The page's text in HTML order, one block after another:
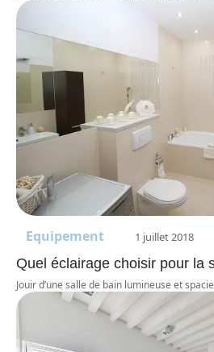
Equipement 1 juillet 2018
Quel éclairage choisir pour la
Jouir d’une salle de bain lumineuse et